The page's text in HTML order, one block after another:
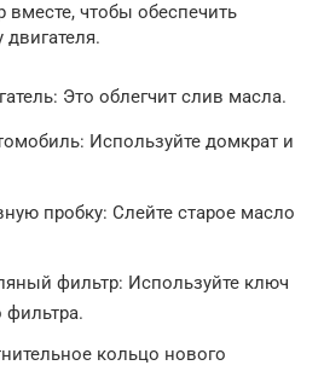
чтобы обеспечить
Это облегчит слив масла.
Используйте домкрат и
пробку: Слейте старое масло
фильтр: Используйте ключ
фильтра.
кольцо нового